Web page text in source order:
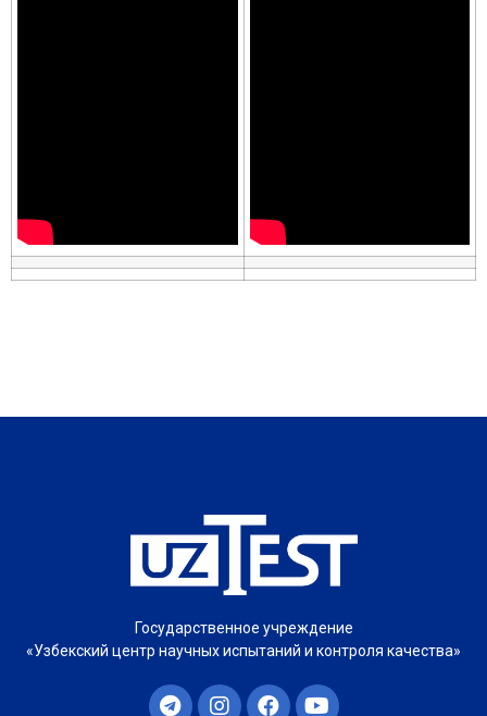
Государственное учреждение
«Узбекский центр научных испытаний и контроля качества»